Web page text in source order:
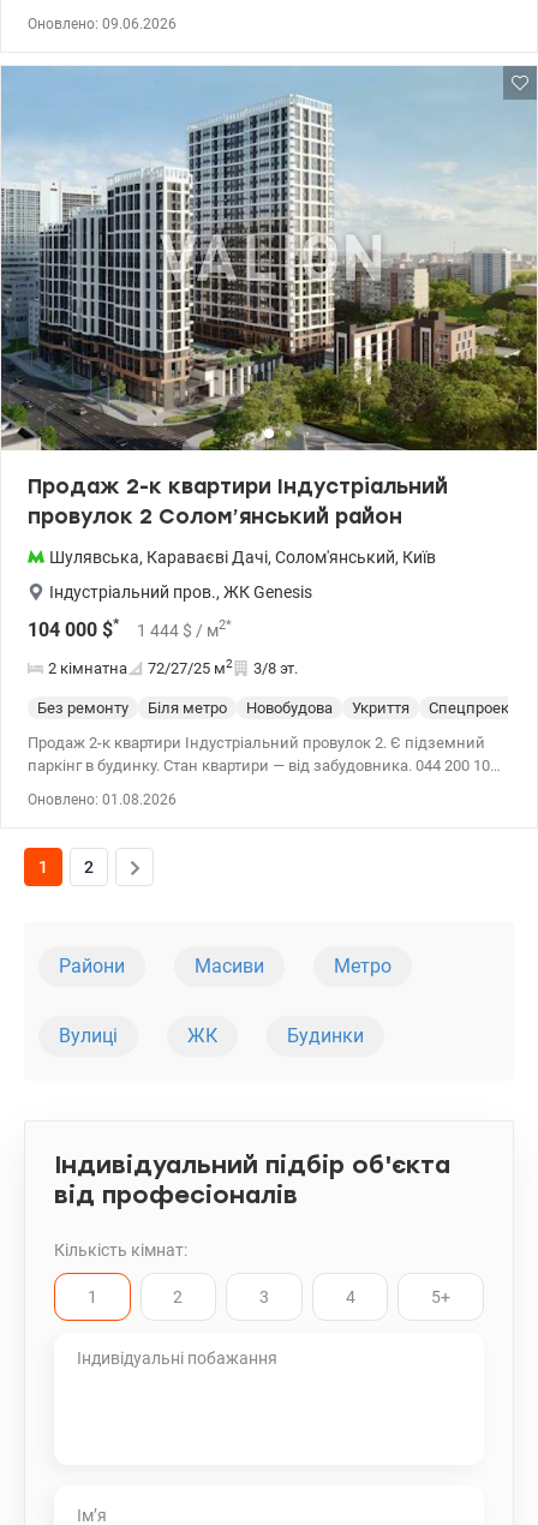
Оновлено: 09.06.2026
Продаж 2-к квартири Індустріальний
провулок 2 Солом’янський район
Шулявська, Караваєві Дачі, Солом'янський, Київ
Індустріальний пров., ЖК Genesis
104 000 $* 1 444 $ / м2*
2 кімнатна 72/27/25 м2 3/8 эт.
Без ремонту Біля метро Новобудова Укриття Спецпроект
Продаж 2-к квартири Індустріальний провулок 2. Є підземний
паркінг в будинку. Стан квартири — від забудовника. 044 200 10
Оновлено: 01.08.2026
1 2
Райони Масиви Метро
Вулиці ЖК Будинки
Індивідуальний підбір об'єкта
від професіоналів
Кількість кімнат:
1 2 3 4 5+